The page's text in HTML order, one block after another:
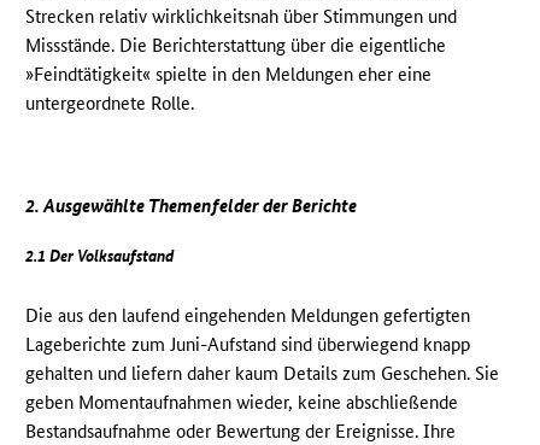
Strecken relativ wirklichkeitsnah über Stimmungen und
Missstände. Die Berichterstattung über die eigentliche
»Feindtätigkeit« spielte in den Meldungen eher eine
untergeordnete Rolle.
2. Ausgewählte Themenfelder der Berichte
2.1 Der Volksaufstand
Die aus den laufend eingehenden Meldungen gefertigten
Lageberichte zum Juni-Aufstand sind überwiegend knapp
gehalten und liefern daher kaum Details zum Geschehen. Sie
geben Momentaufnahmen wieder, keine abschließende
Bestandsaufnahme oder Bewertung der Ereignisse. Ihre